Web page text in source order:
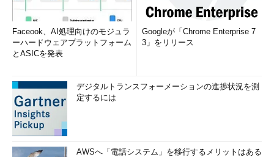
Faceook、AI処理向けのモジュラ
ーハードウェアプラットフォーム
とASICを発表
Googleが「Chrome Enterprise 7
3」をリリース
デジタルトランスフォーメーションの進捗状況を測
定するには
AWSへ「電話システム」を移行するメリットはある